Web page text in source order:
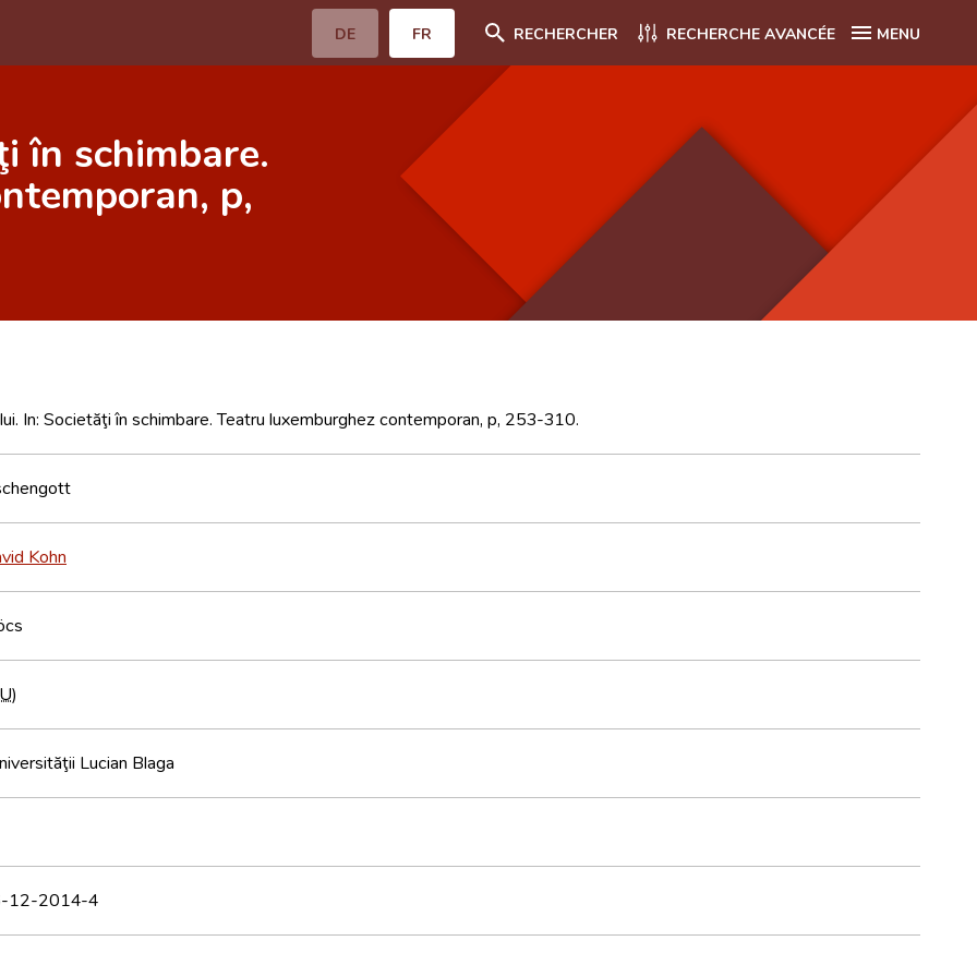
DE FR RECHERCHER RECHERCHE AVANCÉE MENU
în schimbare.
p,
In: Societăţi în schimbare. Teatru luxemburghez contemporan, p, 253-310.
Kohn
)
Lucian Blaga
12-2014-4